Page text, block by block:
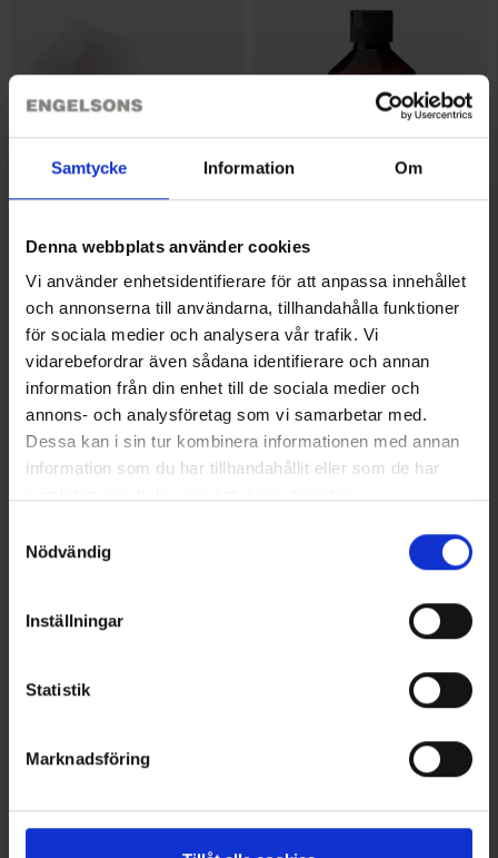
Samtycke Information Om
Denna webbplats använder cookies
Vi använder enhetsidentifierare för att anpassa innehållet
och annonserna till användarna, tillhandahålla funktioner
för sociala medier och analysera vår trafik. Vi
vidarebefordrar även sådana identifierare och annan
information från din enhet till de sociala medier och
annons- och analysföretag som vi samarbetar med.
Dessa kan i sin tur kombinera informationen med annan
information som du har tillhandahållit eller som de har
Nödvändig
Inställningar
Statistik
Marknadsföring
Knöchelsocken Baumwolle
Ab2,95 €
OrganoTex ShoeCare Cleaner
13 €
Ähnliche Produkte
Schwarz
4700
Walkingschuhe Ultra 1 WP
Bewertung:
Andere kauften auch